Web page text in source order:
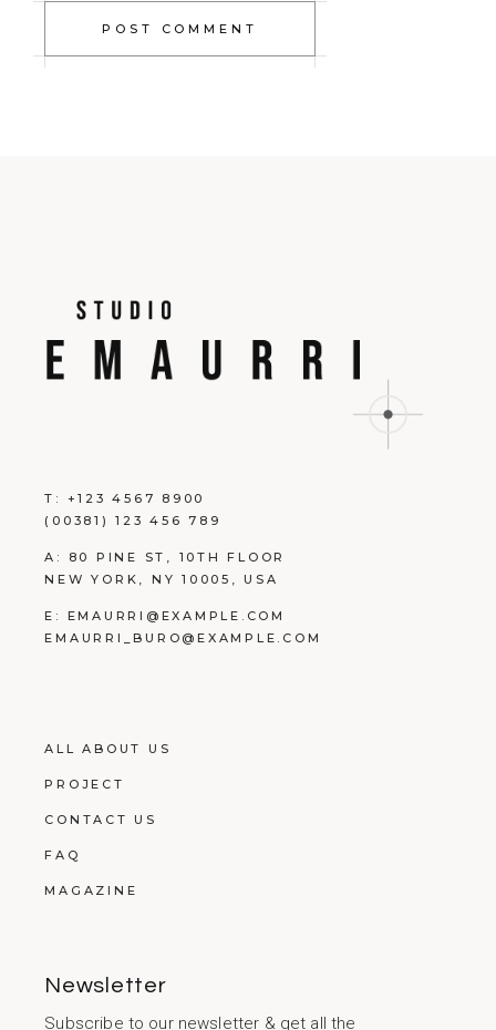
POST COMMENT
T: +123 4567 8900
(00381) 123 456 789
A:
80 PINE ST, 10TH FLOOR
NEW YORK, NY 10005, USA
E: EMAURRI@EXAMPLE.COM
EMAURRI_BURO@EXAMPLE.COM
ALL ABOUT US
PROJECT
CONTACT US
FAQ
MAGAZINE
Newsletter
Subscribe to our newsletter & get all the